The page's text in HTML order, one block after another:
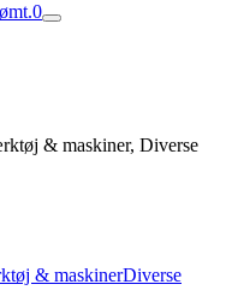
0
& maskiner, Diverse
& maskinerDiverse